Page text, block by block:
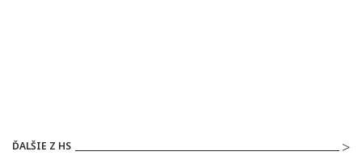
ĎALŠIE Z HS